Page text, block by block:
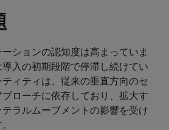
ションの認知度は高まっていま
入の初期段階で停滞し続けてい
ィティは、従来の垂直方向のセ
ローチに依存しており、拡大す
ラルムーブメントの影響を受け